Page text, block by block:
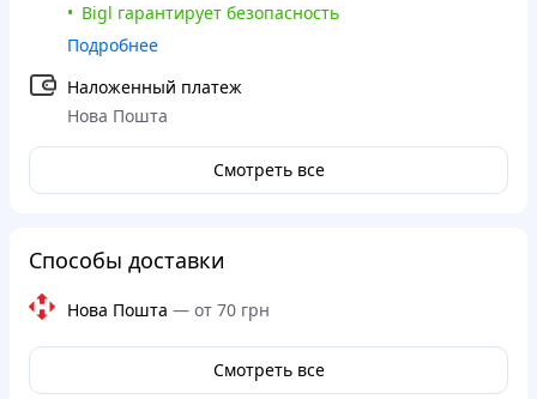
Bigl гарантирует безопасность
Подробнее
Наложенный платеж
Нова Пошта
Смотреть все
Способы доставки
Нова Пошта — от 70 грн
Смотреть все